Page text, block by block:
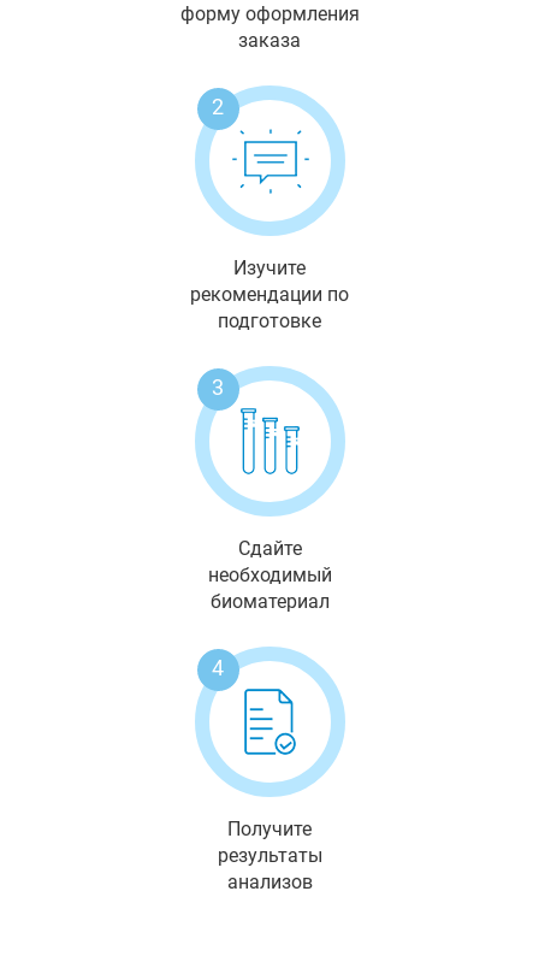
форму оформления
заказа
2
Изучите
рекомендации по
подготовке
3
Сдайте
необходимый
биоматериал
4
Получите
результаты
анализов